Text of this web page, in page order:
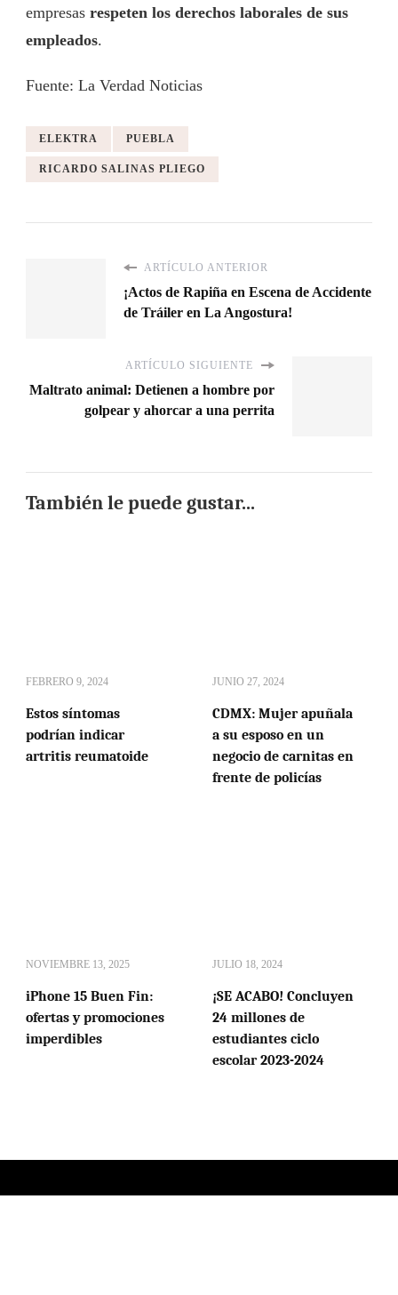
empresas respeten los derechos laborales de sus
empleados.
Fuente: La Verdad Noticias
ELEKTRA PUEBLA
RICARDO SALINAS PLIEGO
ARTÍCULO ANTERIOR
¡Actos de Rapiña en Escena de Accidente
de Tráiler en La Angostura!
ARTÍCULO SIGUIENTE
Maltrato animal: Detienen a hombre por
golpear y ahorcar a una perrita
También le puede gustar...
FEBRERO 9, 2024
Estos síntomas
podrían indicar
artritis reumatoide
JUNIO 27, 2024
CDMX: Mujer apuñala
a su esposo en un
negocio de carnitas en
frente de policías
NOVIEMBRE 13, 2025
iPhone 15 Buen Fin:
ofertas y promociones
imperdibles
JULIO 18, 2024
¡SE ACABO! Concluyen
24 millones de
estudiantes ciclo
escolar 2023-2024